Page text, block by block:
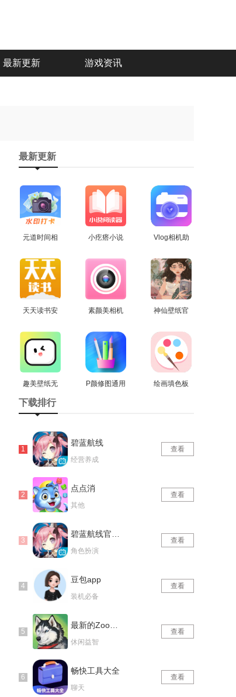
最新更新 游戏资讯
最新更新
元道时间相
版
小疙瘩小说
Vlog相机助
天天读书安
素颜美相机
神仙壁纸官
趣美壁纸无
广告版
查看
P颜修图通用
绘画填色板
下载排行
碧蓝航线
经营养成
查看
点点消
其他
查看
角色扮演
查看
豆包app
装机必备
查看
休闲益智
查看
畅快工具大全
聊天
查看